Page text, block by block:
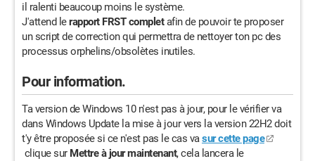
il ralenti beaucoup moins le système.
J'attend lerapport FRST completafin de pouvoir te proposer
un script de correction qui permettra de nettoyer ton pc des
processus orphelins/obsolètes inutiles.
Pour information.
Ta version de Windows 10 n'est pas à jour, pour le vérifier va
dans Windows Update la mise à jour vers la version 22H2 doit
t'y être proposée si ce n'est pas le cas vasur cette page
clique sur Mettre à jour maintenant, cela lancera le